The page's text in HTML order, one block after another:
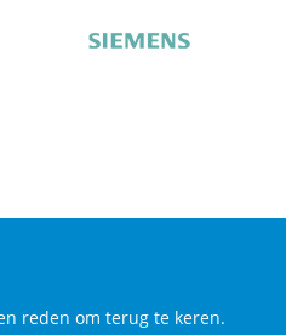
reden om terug te keren.